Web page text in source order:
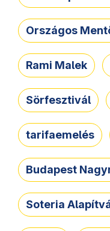
Országos
Rami Malek
Sörfesztivál
tarifaemelés
Budapest
Soteria